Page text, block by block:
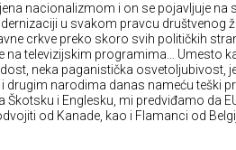
nacionalizmom i on se pojavljuje
u svakom pravcu društvenog
crkve preko skoro svih političkih
na televizijskim programima… Umesto
neka paganistička osvetoljubivost,
drugim narodima danas nameću teški
i Englesku, mi predviđamo da
od Kanade, kao i Flamanci od